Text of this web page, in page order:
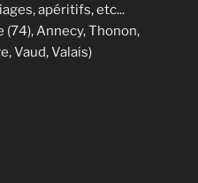
apéritifs, etc...
Annecy, Thonon,
Vaud, Valais)